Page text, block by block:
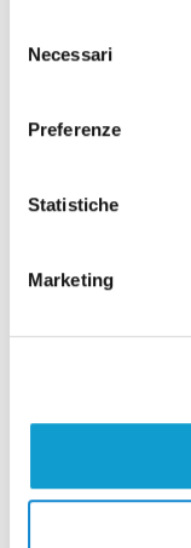
delNecessari
Preferenze
Statistiche
Marketing